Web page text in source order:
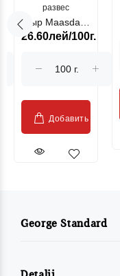
развес
Сыр Maasdam
Sublime Cow
26.60лей/100г.
Добавить
George Standard